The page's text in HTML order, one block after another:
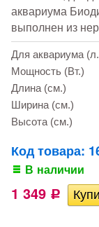
аквариума
выполнен из
Для аквариума
Мощность (Вт.)
Длина (см.)
Ширина (см.)
Высота (см.)
Код товара:
В наличии
1 349 Р